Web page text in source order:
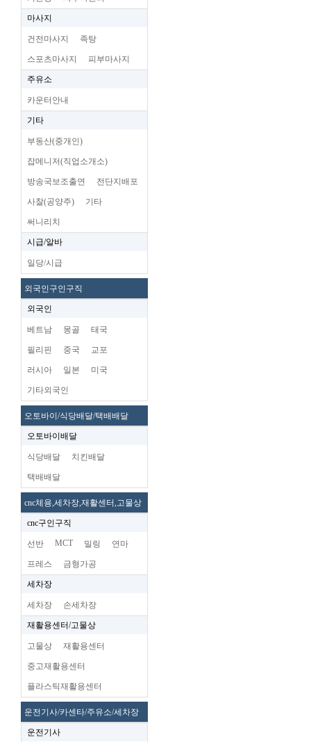
마사지
건전마사지 족탕
스포츠마사지 피부마사지
주유소
카운터안내
기타
부동산(중개인)
잡메니저(직업소개소)
방송국보조출연 전단지배포
사찰(공양주) 기타
써니리치
시급/알바
일당/시급
외국인구인구직
외국인
베트남 몽골 태국
필리핀 중국 교포
러시아 일본 미국
기타외국인
오토바이/식당배달/택배배달
오토바이배달
식당배달 치킨배달
택배배달
cnc체용,세차장,재활센터,고물상
cnc구인구직
선반 MCT 밀링 연마
프레스 금형가공
세차장
세차장 손세차장
재활용센터/고물상
고물상 재활용센터
중고재활용센터
플라스틱재활용센터
운전기사/카센타/주유소/세차장
운전기사